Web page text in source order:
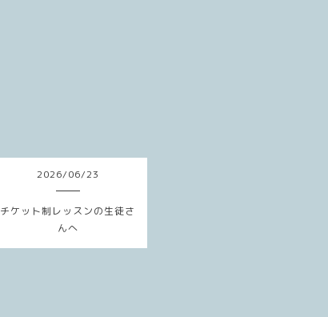
2026/06/23
チケット制レッスンの生徒さ
んへ